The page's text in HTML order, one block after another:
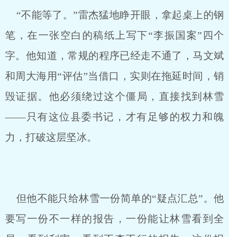
“不能等了。”雷杰猛地睁开眼，拿起桌上的钢
笔，在一张空白的稿纸上写下“李振国案”四个
字。他知道，常规的程序已经走不通了，马文斌
和周大海用“评估”当借口，实则在拖延时间，销
毁证据。他必须绕过这个僵局，直接找到林雪
——只有这位县委书记，才有足够的权力和魄
力，打破这层坚冰。
但他不能只给林雪一份简单的“疑点汇总”。他
要写一份不一样的报告，一份能让林雪看到全